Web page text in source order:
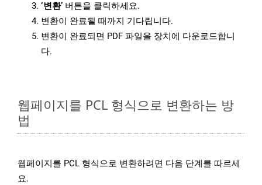
‘변환’ 버튼을 클릭하세요.
변환이 완료될 때까지 기다립니다.
변환이 완료되면 PDF 파일을 장치에 다운로드합니
다.
웹페이지를 PCL 형식으로 변환하는 방
법
웹페이지를 PCL 형식으로 변환하려면 다음 단계를 따르세
요.